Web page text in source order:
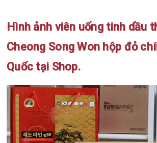
Hình ảnh viên uống tinh dầu
Cheong Song Won hộp đỏ
Quốc tại Shop.